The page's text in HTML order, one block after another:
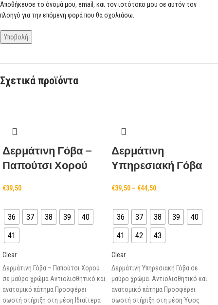
Αποθήκευσε το όνομά μου, email, και τον ιστότοπο μου σε αυτόν τον
πλοηγό για την επόμενη φορά που θα σχολιάσω.
Σχετικά προϊόντα
Δερμάτινη Γόβα –
Παπούτσι Χορού
€39,50
36 37 38 39
40
41
Clear
Δερμάτινη Γόβα – Παπούτσι Χορού
σε μαύρο χρώμα Αντιολισθητικό και
ανατομικό πάτημα Προσφέρει
σωστή στήριξη στη μέση Ιδιαίτερα
Δερμάτινη
Υπηρεσιακή Γόβα
€39,50 – €44,50
36 37 38 39
40
41
42 43
Clear
Δερμάτινη Υπηρεσιακή Γόβα σε
μαύρο χρώμα. Αντιολισθητικό και
ανατομικό πάτημα Προσφέρει
σωστή στήριξη στη μέση Ύψος